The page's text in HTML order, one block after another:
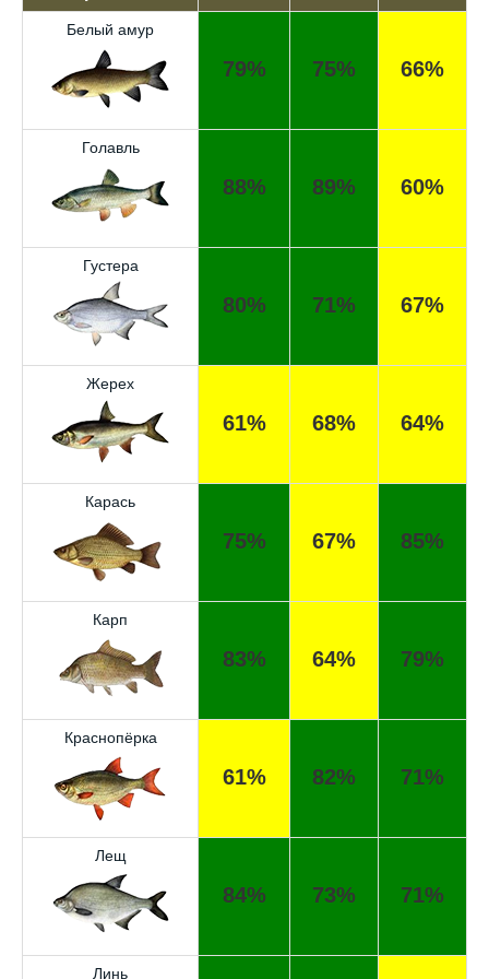
Белый амур
79% 75% 66%
Голавль
88% 89% 60%
Густера
80% 71% 67%
Жерех
61% 68% 64%
Карась
75% 67% 85%
Карп
83% 64% 79%
Краснопёрка
61% 82% 71%
Лещ
84% 73% 71%
Линь